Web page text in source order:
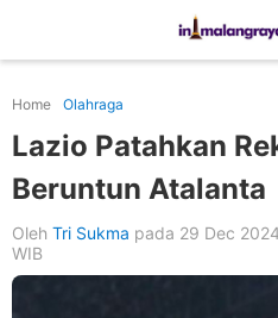
Home Olahraga
Lazio Patahkan
Beruntun Atalanta
Oleh Tri Sukma pada 29 Dec
WIB